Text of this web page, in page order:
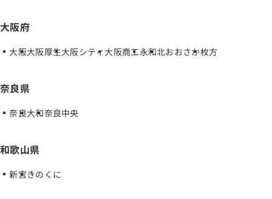
大阪府
大阪大阪厚生大阪シティ 大阪商工永和北おおさか枚方
奈良県
奈良大和奈良中央
和歌山県
新宮きのくに